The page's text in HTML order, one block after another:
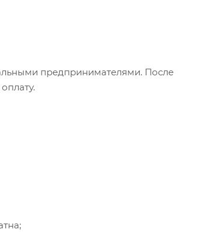
предпринимателями. После